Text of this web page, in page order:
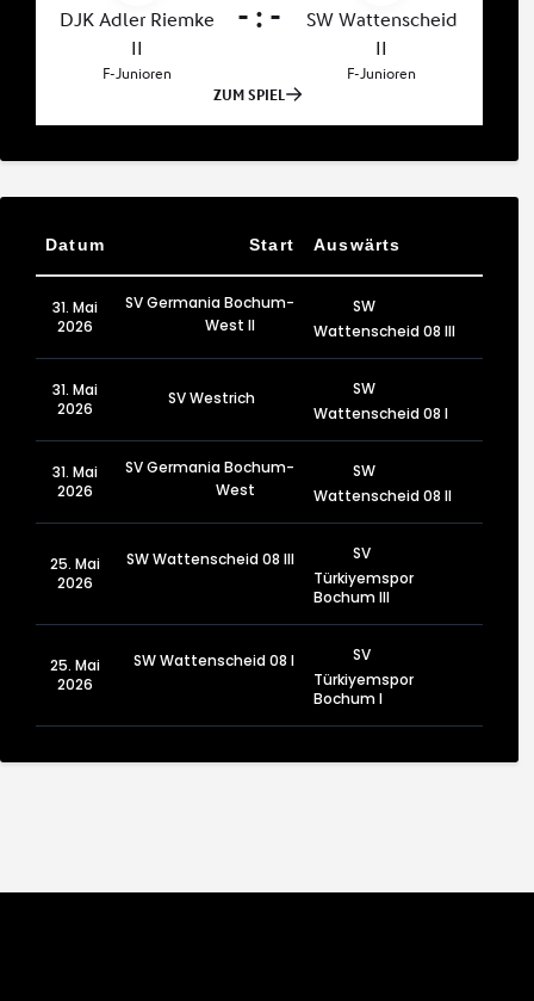
Datum Start Auswärts
31. Mai
2026
SV Germania Bochum-
West II
SW
Wattenscheid 08 III
31. Mai
2026
SV Westrich
SW
Wattenscheid 08 I
31. Mai
2026
SV Germania Bochum-
West
SW
Wattenscheid 08 II
25. Mai
2026
SW Wattenscheid 08 III
SV
Türkiyemspor
Bochum III
25. Mai
2026
SW Wattenscheid 08 I
SV
Türkiyemspor
Bochum I